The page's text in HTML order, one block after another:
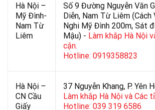
Hà Nội –
Mỹ Đình-
Nam Từ
Liêm
Số 9 Đường Nguyễn Văn
Diễn, Nam Từ Liêm (Cách
Nghi Mỹ Đình 200m, Sát
Mậu) - Làm khắp Hà Nội
cận.
Hotline: 0919358823
Hà Nội –
CN Cầu
Giấy
37 Nguyễn Khang, P. Yên
Làm khắp Hà Nội và Các
Hotline: 039 319 6586